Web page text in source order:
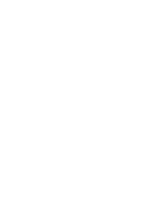
gradina: 2 camere
piscina